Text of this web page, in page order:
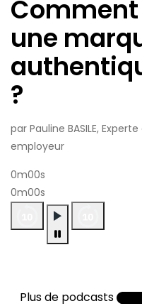
une
?
par Pauline BASILE,
employeur
0m00s
0m00s
Plus de podcasts